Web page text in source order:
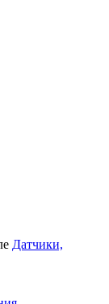
Датчики,